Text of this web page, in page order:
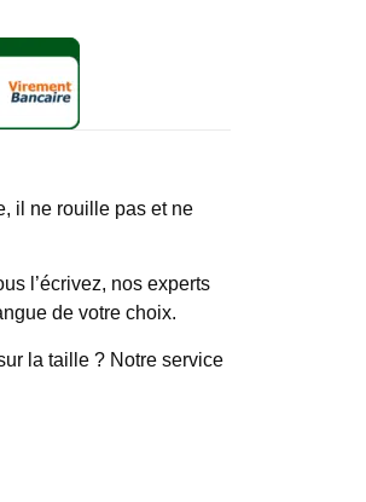
il ne rouille pas et ne
l’écrivez, nos experts
de votre choix.
la taille ? Notre service